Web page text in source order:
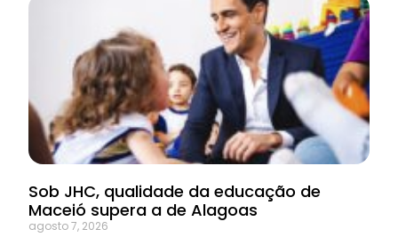
Sob JHC, qualidade da educação de
Maceió supera a de Alagoas
agosto 7, 2026